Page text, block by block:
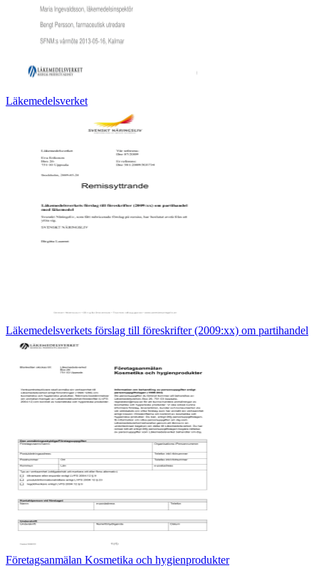
Läkemedelsverket
Läkemedelsverkets förslag till föreskrifter (2009:xx) om partihandel
Företagsanmälan Kosmetika och hygienprodukter